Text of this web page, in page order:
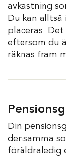
avkastning
Du kan alltså
placeras.
eftersom du
räknas fram
Din
densamma
föräldraledig